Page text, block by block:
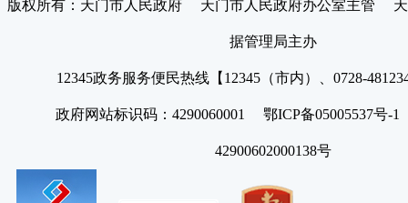
版权所有：天门市人民政府 天门市人民政府办公室主管 天
据管理局主办
12345政务服务便民热线【12345（市内）、0728-
政府网站标识码：4290060001 鄂ICP备05005537号
42900602000138号